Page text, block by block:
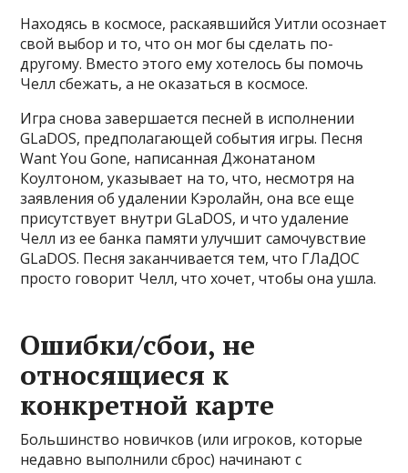
Находясь в космосе, раскаявшийся Уитли осознает
свой выбор и то, что он мог бы сделать по-
другому. Вместо этого ему хотелось бы помочь
Челл сбежать, а не оказаться в космосе.
Игра снова завершается песней в исполнении
GLaDOS, предполагающей события игры. Песня
Want You Gone, написанная Джонатаном
Коултоном, указывает на то, что, несмотря на
заявления об удалении Кэролайн, она все еще
присутствует внутри GLaDOS, и что удаление
Челл из ее банка памяти улучшит самочувствие
GLaDOS. Песня заканчивается тем, что ГЛаДОС
просто говорит Челл, что хочет, чтобы она ушла.
Ошибки/сбои, не
относящиеся к
конкретной карте
Большинство новичков (или игроков, которые
недавно выполнили сброс) начинают с